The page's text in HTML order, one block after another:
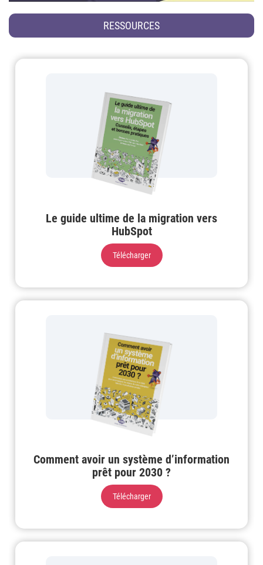
RESSOURCES
Le guide ultime de la migration vers
HubSpot
Télécharger
Comment avoir un système d’information
prêt pour 2030 ?
Télécharger